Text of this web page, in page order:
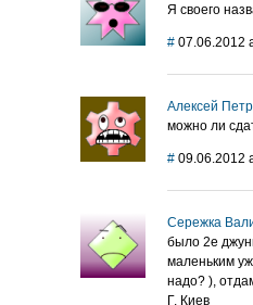
Я своего
# 07.06.2012
Алексей
можно ли
# 09.06.2012
Сережка
было 2е
маленьким
надо? ),
Г. Киев